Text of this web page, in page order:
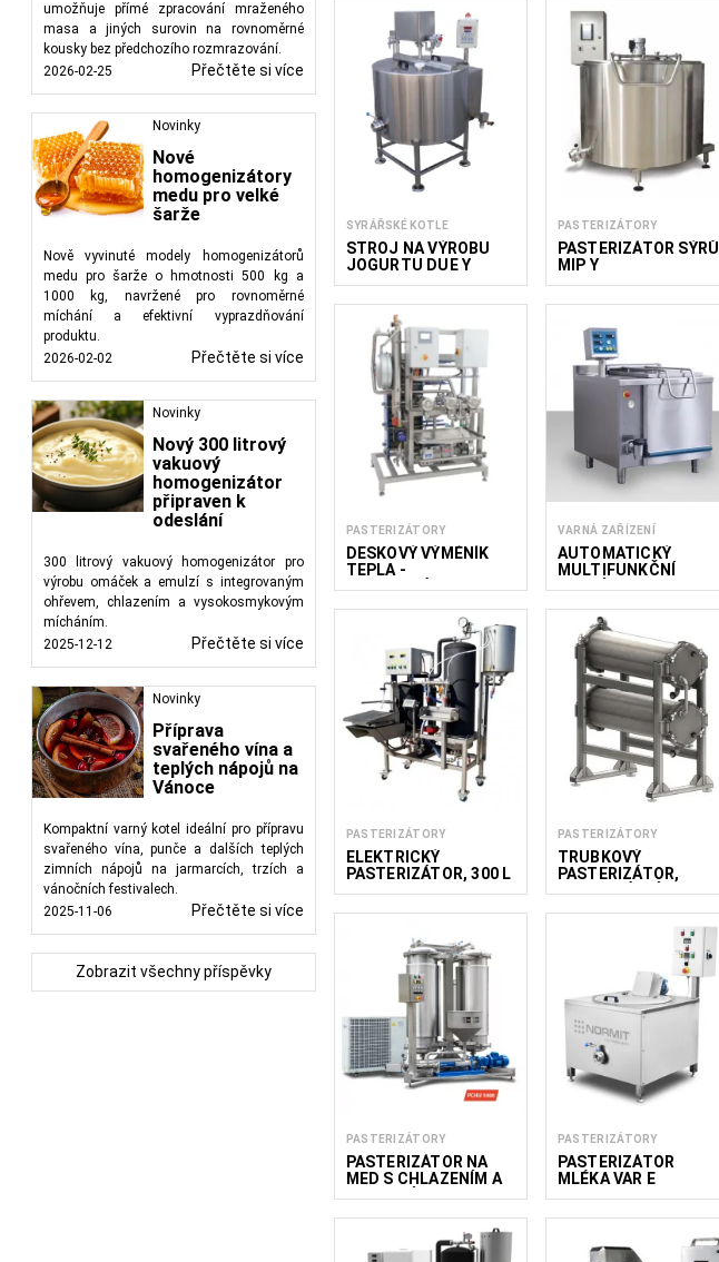
umožňuje přímé zpracování mraženého
masa a jiných surovin na rovnoměrné
kousky bez předchozího rozmrazování.
2026-02-25
Přečtěte si více
Novinky
Nové
homogenizátory
medu pro velké
šarže
Nově vyvinuté modely homogenizátorů
medu pro šarže o hmotnosti 500 kg a
1000 kg, navržené pro rovnoměrné
míchání a efektivní vyprazdňování
produktu.
2026-02-02
Přečtěte si více
Novinky
Nový 300 litrový
vakuový
homogenizátor
připraven k
odeslání
300 litrový vakuový homogenizátor pro
výrobu omáček a emulzí s integrovaným
ohřevem, chlazením a vysokosmykovým
mícháním.
2025-12-12
Přečtěte si více
Novinky
Příprava
svařeného vína a
teplých nápojů na
Vánoce
Kompaktní varný kotel ideální pro přípravu
svařeného vína, punče a dalších teplých
zimních nápojů na jarmarcích, trzích a
vánočních festivalech.
2025-11-06
Přečtěte si více
Zobrazit všechny příspěvky
SYRÁŘSKÉ KOTLE
STROJ NA VÝROBU
JOGURTU DUE Y
PASTERIZÁTORY
PASTERIZÁTOR SÝRŮ
MIP Y
PASTERIZÁTORY
DESKOVÝ VÝMĚNÍK
TEPLA -
PASTERIZÁTOR PTP
VARNÁ ZAŘÍZENÍ
AUTOMATICKÝ
MULTIFUNKČNÍ
VARNÝ KOTEL
PASTERIZÁTORY
ELEKTRICKÝ
PASTERIZÁTOR, 300 L
PASTERIZÁTORY
TRUBKOVÝ
PASTERIZÁTOR,
UNIVERZÁLNÍ
PASTERIZÁTORY
PASTERIZÁTOR NA
MED S CHLAZENÍM A
FILTRACÍ
PASTERIZÁTORY
PASTERIZÁTOR
MLÉKA VAR E